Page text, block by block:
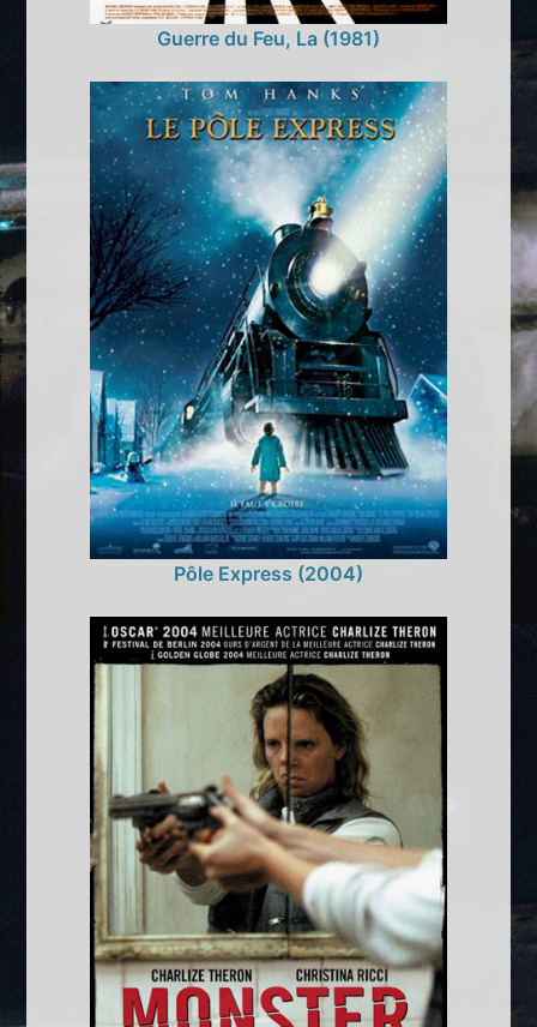
Guerre du Feu, La (1981)
Pôle Express (2004)